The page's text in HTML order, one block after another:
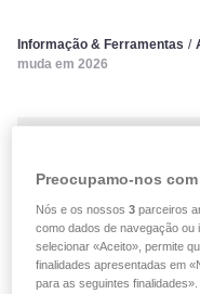
Informação & Ferramentas /
muda em 2026
Preocupamo-nos
Nós e os nossos3 parceiros
como dados de navegação ou
selecionar «Aceito», permite
finalidades apresentadas em
para as seguintes